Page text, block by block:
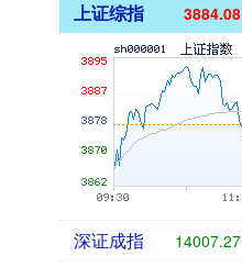
上证综指 3884.08
深证成指 14007.27